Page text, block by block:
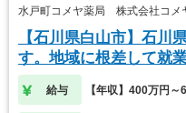
水戸町コメヤ薬局 株式会社コメ
【石川県白山市】石川
す。地域に根差して就
給与 【年収】400万円～